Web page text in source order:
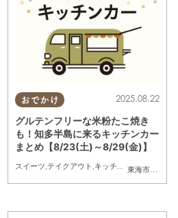
知多市,東浦町, 阿久比町 半田市, 武豊町 美浜町, 南知多町
おでかけ
東海市
, 大府市
2025.08.22
グルテンフリーな米粉たこ焼き
も！知多半島に来るキッチンカー
まとめ【8/23(土)～8/29(金)】
スイーツ,テイクアウト ,キッチンカー ,イベント